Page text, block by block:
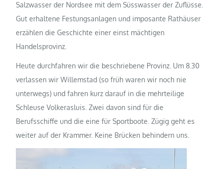
Salzwasser der Nordsee mit dem Süsswasser der Zuflüsse.
Gut erhaltene Festungsanlagen und imposante Rathäuser
erzählen die Geschichte einer einst mächtigen
Handelsprovinz.
Heute durchfahren wir die beschriebene Provinz. Um 8.30
verlassen wir Willemstad (so früh waren wir noch nie
unterwegs) und fahren kurz darauf in die mehrteilige
Schleuse Volkerasluis. Zwei davon sind für die
Berufsschiffe und die eine für Sportboote. Zügig geht es
weiter auf der Krammer. Keine Brücken behindern uns.